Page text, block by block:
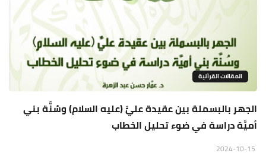
المقالات القراَنية
الجهر بالبسملة بين عقيدة عليٍّ (عليه السلام) وسُنَّة بني
أميَّة دراسة في ضوء تحليل الخطاب